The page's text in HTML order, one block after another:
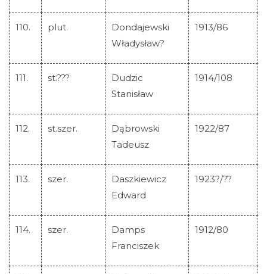
110. plut.
Dondajewski
Władysław?
1913/86
111. st.???
Dudzic
Stanisław
1914/108
112. st.szer.
Dąbrowski
Tadeusz
1922/87
113. szer.
Daszkiewicz
Edward
1923?/??
114. szer.
Damps
Franciszek
1912/80